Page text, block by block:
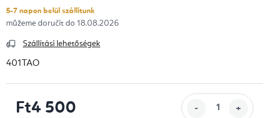
5-7 napon belül szállítunk
18.08.2026
Szállítási lehetőségek
401TAO
Ft4 500